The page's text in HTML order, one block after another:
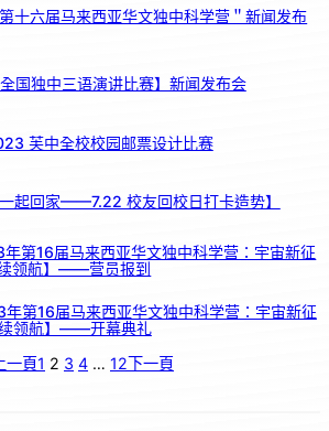
第十六届马来西亚华文独中科学营＂新闻发布
全国独中三语演讲比赛】新闻发布会
芙中全校校园邮票设计比赛
一起回家——7.22 校友回校日打卡造势】
年第16届马来西亚华文独中科学营：宇宙新征
领航】——营员报到
年第16届马来西亚华文独中科学营：宇宙新征
领航】——开幕典礼
上一頁1 2 3 4 … 12下一頁